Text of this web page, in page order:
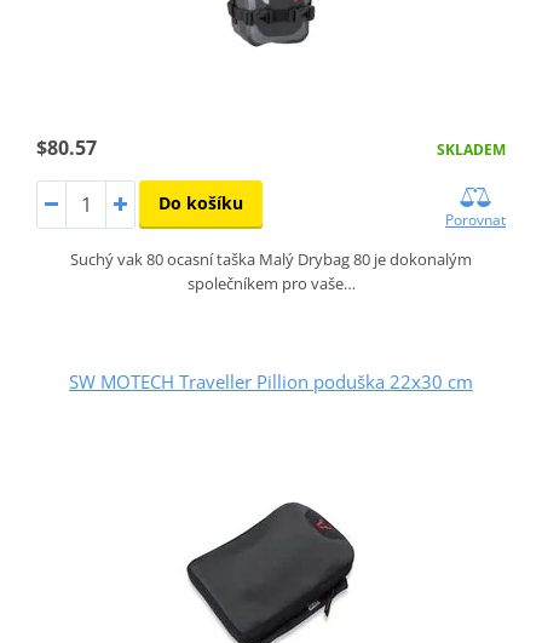
$80.57 SKLADEM
Do košíku
Porovnat
Suchý vak 80 ocasní taška Malý Drybag 80 je dokonalým
společníkem pro vaše…
SW MOTECH Traveller Pillion poduška 22x30 cm